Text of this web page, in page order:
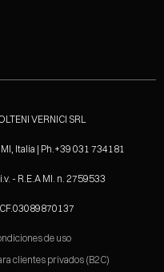
VERNICI SRL
Italia | Ph.+39 031 734181
- R.E.A MI. n. 2759533
de uso
clientes privados (B2C)